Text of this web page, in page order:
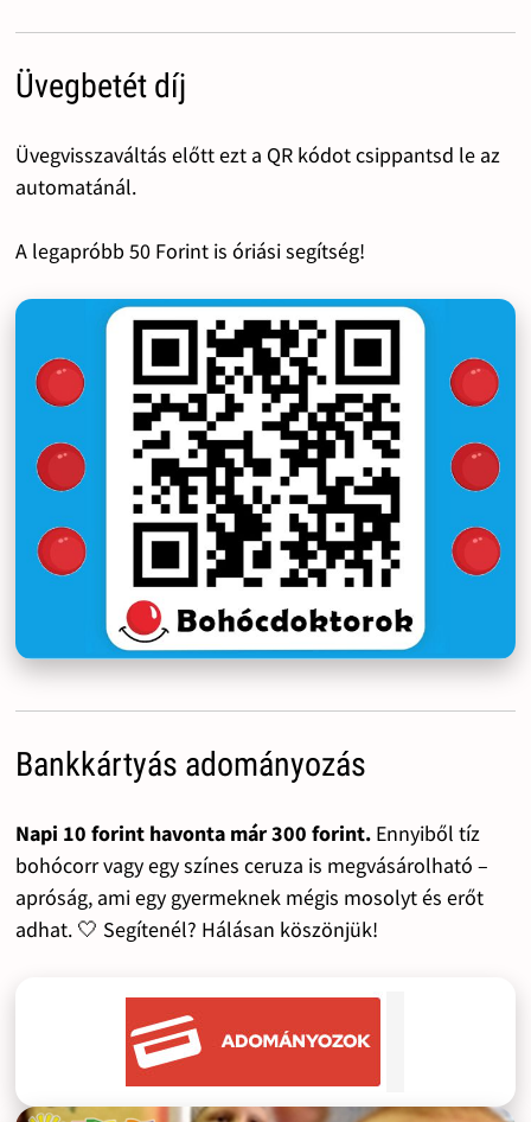
Üvegbetét díj
Üvegvisszaváltás előtt ezt a QR kódot csippantsd le az
automatánál.
A legapróbb 50 Forint is óriási segítség!
Bankkártyás adományozás
Napi 10 forint havonta már 300 forint.Ennyiből tíz
bohócorr vagy egy színes ceruza is megvásárolható –
apróság, ami egy gyermeknek mégis mosolyt és erőt
adhat. 🤍 Segítenél? Hálásan köszönjük!